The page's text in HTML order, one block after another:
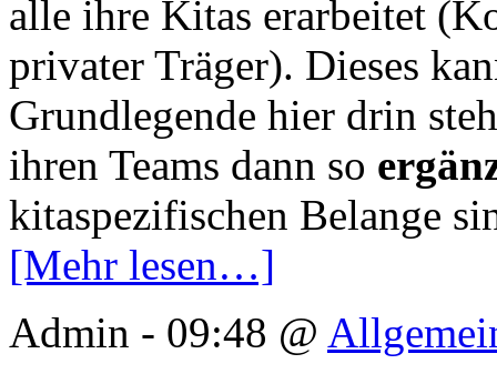
alle ihre Kitas erarbeitet
privater Träger). Dieses
Grundlegende hier drin
ihren Teams dann so
kitaspezifischen Belange
[Mehr lesen…]
Admin - 09:48 @